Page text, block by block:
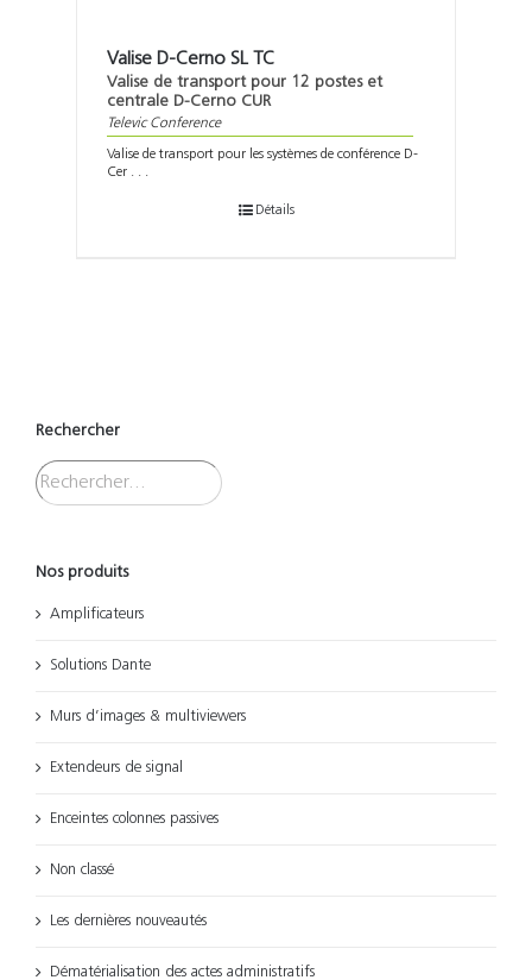
Valise D-Cerno SL TC
Valise de transport pour 12 postes et
centrale D-Cerno CUR
Televic Conference
Valise de transport pour les systèmes de conférence D-
Cer . . .
Détails
Rechercher
Nos produits
Amplificateurs
Solutions Dante
Murs d’images & multiviewers
Extendeurs de signal
Enceintes colonnes passives
Non classé
Les dernières nouveautés
Dématérialisation des actes administratifs